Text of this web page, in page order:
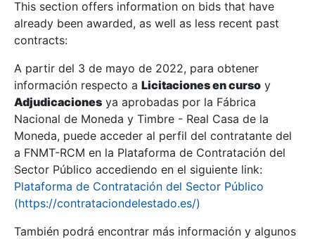
Show/Hide
Show/Hide
This section offers information on bids that have
already been awarded, as well as less recent past
contracts:
A partir del 3 de mayo de 2022, para obtener
información respecto a Licitaciones en curso y
Adjudicaciones ya aprobadas por la Fábrica
Nacional de Moneda y Timbre - Real Casa de la
Moneda, puede acceder al perfil del contratante del
a FNMT-RCM en la Plataforma de Contratación del
Sector Público accediendo en el siguiente link:
Plataforma de Contratación del Sector Público
(https://contrataciondelestado.es/)
También podrá encontrar más información y algunos